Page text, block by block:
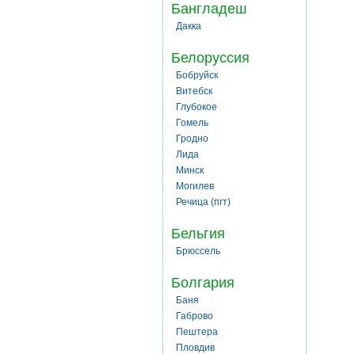
Бангладеш
Дакка
Белоруссия
Бобруйск
Витебск
Глубокое
Гомель
Гродно
Лида
Минск
Могилев
Речица (пгт)
Бельгия
Брюссель
Болгария
Баня
Габрово
Пештера
Пловдив